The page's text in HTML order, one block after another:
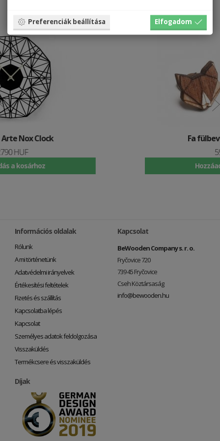
Információs oldalak
Rólunk
A mi történetünk
Adatvédelmi irányelvek
Értékesítési feltételek
Fizetés és szállítás
Kapcsolatba lépés
Kapcsolat
Személyes adatok feldolgozása
Visszaküldés
Termékcsere és visszaküldés
Kapcsolat
BeWooden Company s. r. o.
Fryčovice 720
739 45 Fryčovice
Cseh Köztársaság
info@bewooden.hu
Díjak
Preferenciák beállítása Elfogadom